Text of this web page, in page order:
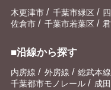
木更津市 / 千葉市緑区 /
佐倉市 / 千葉市若葉区 /
■沿線から探す
内房線 / 外房線 / 総武本線
千葉都市モノレール / 成